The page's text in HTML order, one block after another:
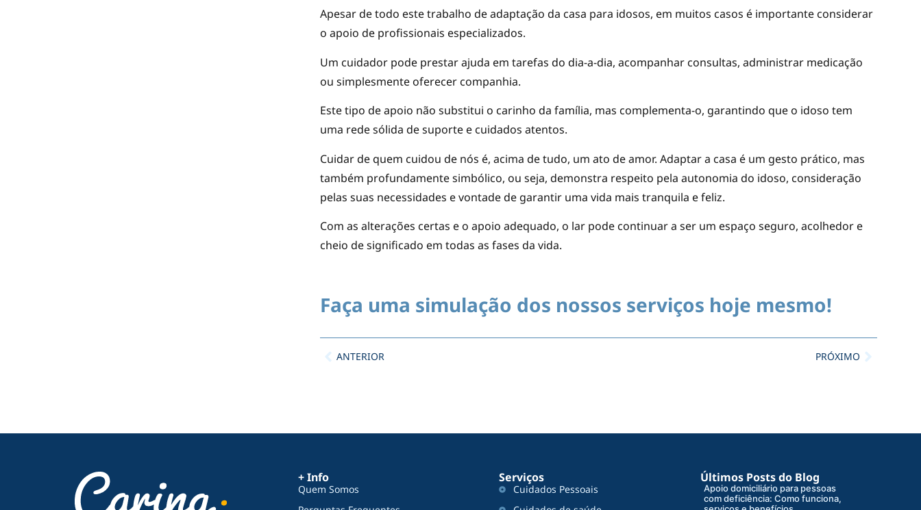
Apesar de todo este trabalho de adaptação da casa para idosos, em muitos casos é importante considerar
o apoio de profissionais especializados.
Um cuidador pode prestar ajuda em tarefas do dia-a-dia, acompanhar consultas, administrar medicação
ou simplesmente oferecer companhia.
Este tipo de apoio não substitui o carinho da família, mas complementa-o, garantindo que o idoso tem
uma rede sólida de suporte e cuidados atentos.
Cuidar de quem cuidou de nós é, acima de tudo, um ato de amor. Adaptar a casa é um gesto prático, mas
também profundamente simbólico, ou seja, demonstra respeito pela autonomia do idoso, consideração
pelas suas necessidades e vontade de garantir uma vida mais tranquila e feliz.
Com as alterações certas e o apoio adequado, o lar pode continuar a ser um espaço seguro, acolhedor e
cheio de significado em todas as fases da vida.
Faça uma simulação dos nossos serviços hoje mesmo!
ANTERIOR PRÓXIMO
+ Info
Quem Somos
Serviços
Cuidados Pessoais
Últimos Posts do Blog
Apoio domiciliário para pessoas
com deficiência: Como funciona,